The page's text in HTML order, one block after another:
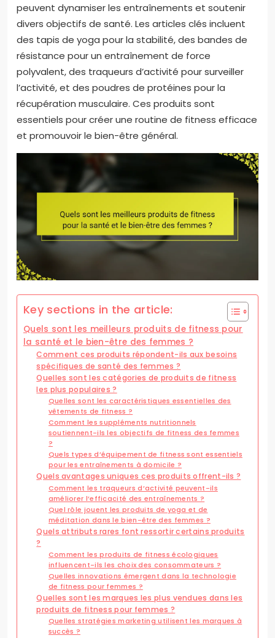
peuvent dynamiser les entraînements et soutenir
divers objectifs de santé. Les articles clés incluent
des tapis de yoga pour la stabilité, des bandes de
résistance pour un entraînement de force
polyvalent, des traqueurs d’activité pour surveiller
l’activité, et des poudres de protéines pour la
récupération musculaire. Ces produits sont
essentiels pour créer une routine de fitness efficace
et promouvoir le bien-être général.
Key sections in the article:
Quels sont les meilleurs produits de fitness pour
la santé et le bien-être des femmes ?
Comment ces produits répondent-ils aux besoins
spécifiques de santé des femmes ?
Quelles sont les catégories de produits de fitness
les plus populaires ?
Quelles sont les caractéristiques essentielles des
vêtements de fitness ?
Comment les suppléments nutritionnels
soutiennent-ils les objectifs de fitness des femmes
?
Quels types d’équipement de fitness sont essentiels
pour les entraînements à domicile ?
Quels avantages uniques ces produits offrent-ils ?
Comment les traqueurs d’activité peuvent-ils
améliorer l’efficacité des entraînements ?
Quel rôle jouent les produits de yoga et de
méditation dans le bien-être des femmes ?
Quels attributs rares font ressortir certains produits
?
Comment les produits de fitness écologiques
influencent-ils les choix des consommateurs ?
Quelles innovations émergent dans la technologie
de fitness pour femmes ?
Quelles sont les marques les plus vendues dans les
produits de fitness pour femmes ?
Quelles stratégies marketing utilisent les marques à
succès ?